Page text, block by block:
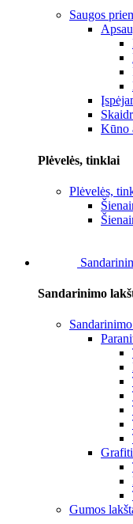
Saugos
Kūno
Plėvelės, tinklai
Plėvelės,
Sandarinimo
Gumos